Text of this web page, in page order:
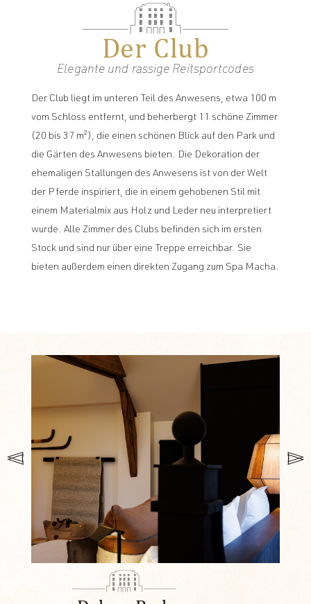
Der Club
Elegante und rassige Reitsportcodes
Der Club liegt im unteren Teil des Anwesens, etwa 100 m
vom Schloss entfernt, und beherbergt 11 schöne Zimmer
(20 bis 37 m²), die einen schönen Blick auf den Park und
die Gärten des Anwesens bieten. Die Dekoration der
ehemaligen Stallungen des Anwesens ist von der Welt
der Pferde inspiriert, die in einem gehobenen Stil mit
einem Materialmix aus Holz und Leder neu interpretiert
wurde. Alle Zimmer des Clubs befinden sich im ersten
Stock und sind nur über eine Treppe erreichbar. Sie
bieten außerdem einen direkten Zugang zum Spa Macha.